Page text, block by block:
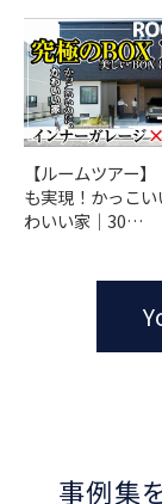
【ルームツアー
も実現！かっこ
わいい家｜30…
事例集